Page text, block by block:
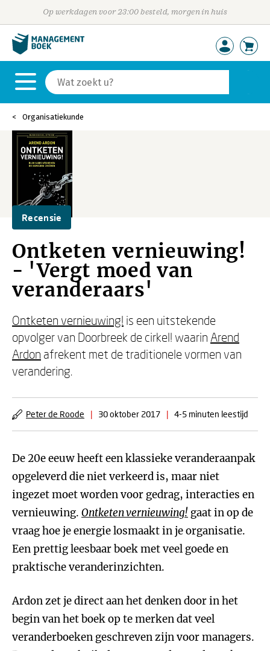
Op werkdagen voor 23:00 besteld, morgen in huis
Organisatiekunde
Recensie
Ontketen vernieuwing!
- 'Vergt moed van
veranderaars'
Ontketen vernieuwing! is een uitstekende
opvolger van Doorbreek de cirkel! waarin Arend
Ardon afrekent met de traditionele vormen van
verandering.
Peter de Roode | 30 oktober 2017 | 4-5 minuten leestijd
De 20e eeuw heeft een klassieke veranderaanpak
opgeleverd die niet verkeerd is, maar niet
ingezet moet worden voor gedrag, interacties en
vernieuwing. Ontketen vernieuwing! gaat in op de
vraag hoe je energie losmaakt in je organisatie.
Een prettig leesbaar boek met veel goede en
praktische veranderinzichten.
Ardon zet je direct aan het denken door in het
begin van het boek op te merken dat veel
veranderboeken geschreven zijn voor managers.